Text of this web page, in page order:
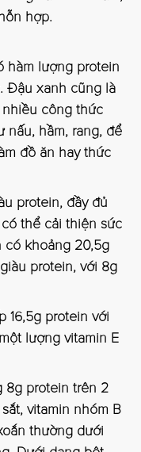
hợp.
hàm lượng protein
Đậu xanh cũng là
công thức
nấu, hầm, rang, để
đồ ăn hay thức
protein, đầy đủ
thể cải thiện sức
có khoảng 20,5g
protein, với 8g
16,5g protein với
lượng vitamin E
8g protein trên 2
vitamin nhóm B
thường dưới